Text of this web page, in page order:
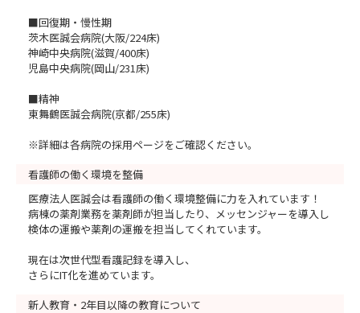
■回復期・慢性期
茨木医誠会病院(大阪/224床)
神崎中央病院(滋賀/400床)
児島中央病院(岡山/231床)
■精神
東舞鶴医誠会病院(京都/255床)
※詳細は各病院の採用ページをご確認ください。
看護師の働く環境を整備
医療法人医誠会は看護師の働く環境整備に力を入れています！
病棟の薬剤業務を薬剤師が担当したり、メッセンジャーを導入し
検体の運搬や薬剤の運搬を担当してくれています。
現在は次世代型看護記録を導入し、
さらにIT化を進めています。
新人教育・2年目以降の教育について